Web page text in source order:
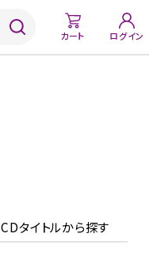
カート ログイン
CDタイトルから探す